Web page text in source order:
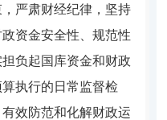
严肃财经纪律，坚持
资金安全性、规范性
负起国库资金和财政
执行的日常监督检
效防范和化解财政运